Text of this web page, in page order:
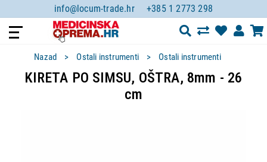
info@locum-trade.hr +385 1 2773 298
Nazad Ostali instrumenti Ostali instrumenti
KIRETA PO SIMSU, OŠTRA, 8mm - 26
cm